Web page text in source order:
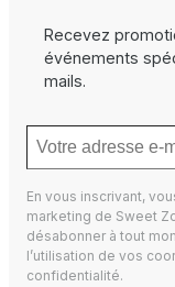
Recevez
événements
mails.
En vous inscrivant,
marketing de Sweet
désabonner à tout
l’utilisation de vos
confidentialité.